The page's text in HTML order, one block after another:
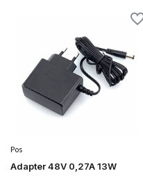
Pos
Adapter 48V 0,27A 13W